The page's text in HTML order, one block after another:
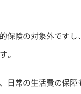
保険の対象外ですし、
。
日常の生活費の保